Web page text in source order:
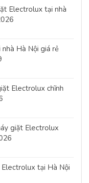
Electrolux tại nhà
Hà Nội giá rẻ
Electrolux chĩnh
giặt Electrolux
tại Hà Nội